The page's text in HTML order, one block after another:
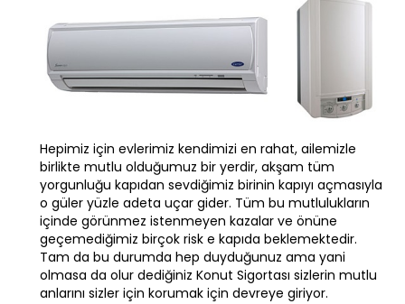
Hepimiz için evlerimiz kendimizi en rahat, ailemizle
birlikte mutlu olduğumuz bir yerdir, akşam tüm
yorgunluğu kapıdan sevdiğimiz birinin kapıyı açmasıyla
o güler yüzle adeta uçar gider. Tüm bu mutlulukların
içinde görünmez istenmeyen kazalar ve önüne
geçemediğimiz birçok risk e kapıda beklemektedir.
Tam da bu durumda hep duyduğunuz ama yani
olmasa da olur dediğiniz Konut Sigortası sizlerin mutlu
anlarını sizler için korumak için devreye giriyor.